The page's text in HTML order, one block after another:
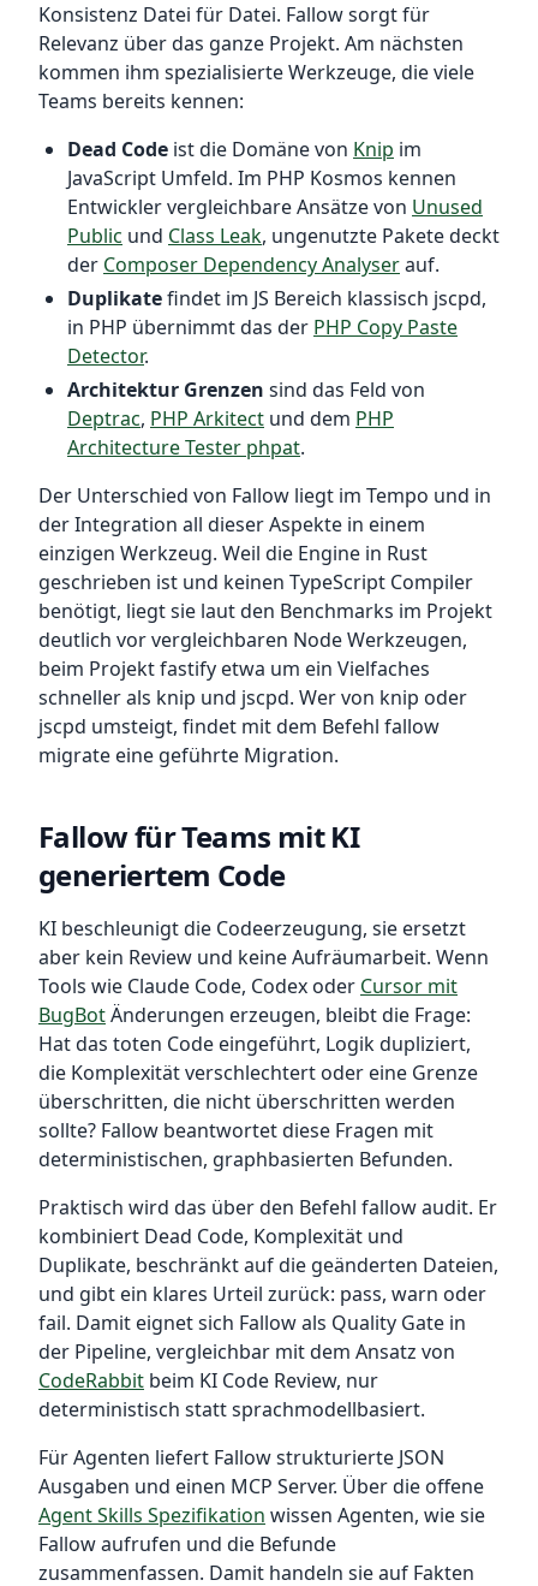
Konsistenz Datei für Datei. Fallow sorgt für
Relevanz über das ganze Projekt. Am nächsten
kommen ihm spezialisierte Werkzeuge, die viele
Teams bereits kennen:
Dead Code ist die Domäne von Knip im
JavaScript Umfeld. Im PHP Kosmos kennen
Entwickler vergleichbare Ansätze von Unused
Public und Class Leak, ungenutzte Pakete deckt
der Composer Dependency Analyserauf.
Duplikatefindet im JS Bereich klassisch jscpd,
in PHP übernimmt das der PHP Copy Paste
Detector.
Architektur Grenzen sind das Feld von
Deptrac, PHP Arkitect und dem PHP
Architecture Tester phpat.
Der Unterschied von Fallow liegt im Tempo und in
der Integration all dieser Aspekte in einem
einzigen Werkzeug. Weil die Engine in Rust
geschrieben ist und keinen TypeScript Compiler
benötigt, liegt sie laut den Benchmarks im Projekt
deutlich vor vergleichbaren Node Werkzeugen,
beim Projekt fastify etwa um ein Vielfaches
schneller als knip und jscpd. Wer von knip oder
jscpd umsteigt, findet mit dem Befehl fallow
migrate eine geführte Migration.
Fallow für Teams mit KI
generiertem Code
KI beschleunigt die Codeerzeugung, sie ersetzt
aber kein Review und keine Aufräumarbeit. Wenn
Tools wie Claude Code, Codex oder Cursor mit
BugBotÄnderungen erzeugen, bleibt die Frage:
Hat das toten Code eingeführt, Logik dupliziert,
die Komplexität verschlechtert oder eine Grenze
überschritten, die nicht überschritten werden
sollte? Fallow beantwortet diese Fragen mit
deterministischen, graphbasierten Befunden.
Praktisch wird das über den Befehl fallow audit. Er
kombiniert Dead Code, Komplexität und
Duplikate, beschränkt auf die geänderten Dateien,
und gibt ein klares Urteil zurück: pass, warn oder
fail. Damit eignet sich Fallow als Quality Gate in
der Pipeline, vergleichbar mit dem Ansatz von
CodeRabbit beim KI Code Review, nur
deterministisch statt sprachmodellbasiert.
Für Agenten liefert Fallow strukturierte JSON
Ausgaben und einen MCP Server. Über die offene
Agent Skills Spezifikation wissen Agenten, wie sie
Fallow aufrufen und die Befunde
zusammenfassen. Damit handeln sie auf Fakten